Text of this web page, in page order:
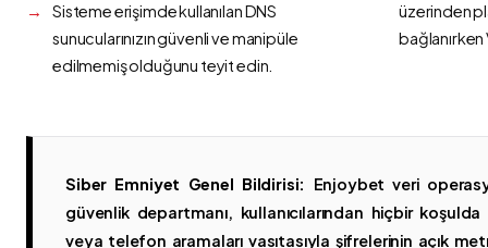
Sisteme erişimde kullanılan DNS
sunucularınızın güvenli ve manipüle
edilmemiş olduğunu teyit edin.
üzerinden
bağlanırken
Siber Emniyet Genel Bildirisi:
Enjoybet veri
güvenlik departmanı, kullanıcılarından hiçbir
veya telefon aramaları vasıtasıyla şifrelerinin açık